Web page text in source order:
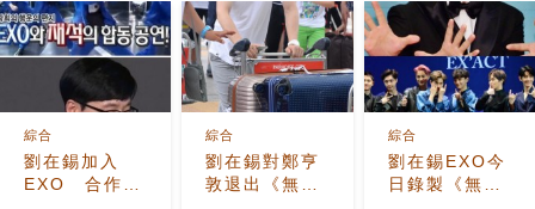
劉在錫加入
EXO 合作舞
綜合
劉在錫對鄭亨
敦退出《無
綜合
劉在錫EXO今
日錄製《無
綜合